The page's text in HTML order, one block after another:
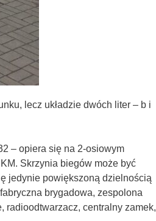
lecz układzie dwóch liter – b i
– opiera się na 2-osiowym
Skrzynia biegów może być
jedynie powiększoną dzielnością
brygadowa, zespolona
radioodtwarzacz, centralny zamek,